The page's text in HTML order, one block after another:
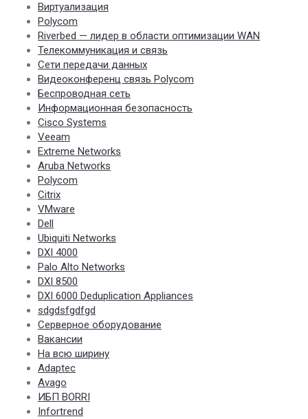
Виртуализация
Polycom
Riverbed — лидер в области оптимизации WAN
Телекоммуникация и связь
Сети передачи данных
Видеоконференц связь Polycom
Беспроводная сеть
Информационная безопасность
Cisco Systems
Veeam
Extreme Networks
Aruba Networks
Polycom
Citrix
VMware
Dell
Ubiquiti Networks
DXI 4000
Palo Alto Networks
DXI 8500
DXI 6000 Deduplication Appliances
sdgdsfgdfgd
Серверное оборудование
Вакансии
На всю ширину
Adaptec
Avago
ИБП BORRI
Infortrend